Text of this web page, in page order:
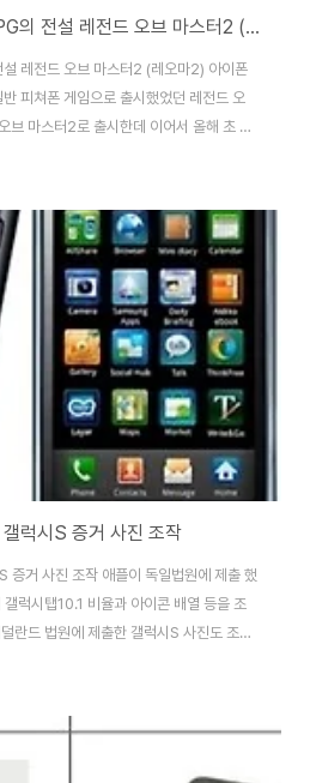
[아이폰 게임 어플] 액션RPG의 전설 레전드 오브 마스터2 (레오마2) 아이폰 게임 어플
레전드 오브 마스터2 (레오마2) 아이폰
피쳐폰 게임으로 출시했었던 레전드 오
브 마스터2로 출시한데 이어서 올해 초 안
드디어 아이폰용으로도 출시했습니다. 현
에 다운받아 설치하고 즐겨보았는데요.
오마2)를 소개해볼까 합니다. 레전드오브
선명하고 넓은 게임화면 통해, 그래픽의
습니다. 넓은 화면에서 스킬을 사용할 때
럭시S 증거 사진 조작
증거 사진 조작 애플이 독일법원에 제출 했
럭시탭10.1 비율과 아이콘 배열 등을 조
란드 법원에 제출한 갤럭시S 사진도 조작
덜란드 미디어인 webwereld에서는 애
성전자 변호인단은 지난주 법원에 사진조
가로 64.2mm이고, 아이폰3gs는